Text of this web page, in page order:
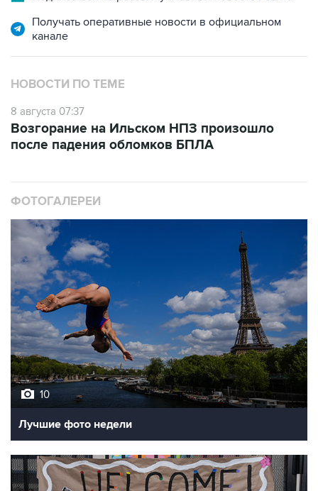
НОВОСТИ ПО ТЕМЕ
8 августа 07:37
после падения обломков БПЛА
10
Лучшие фото недели